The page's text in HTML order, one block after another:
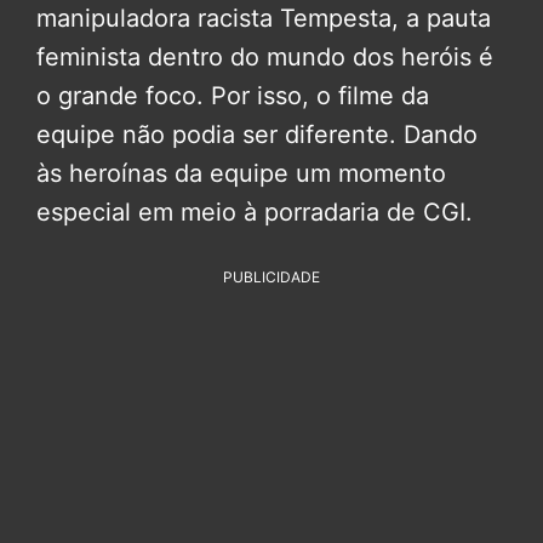
manipuladora racista Tempesta, a pauta
feminista dentro do mundo dos heróis é
o grande foco. Por isso, o filme da
equipe não podia ser diferente. Dando
às heroínas da equipe um momento
especial em meio à porradaria de CGI.
PUBLICIDADE